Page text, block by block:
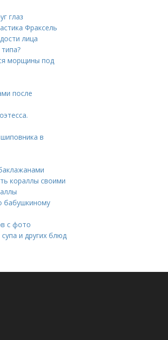
глаз
Фраксель
лица
морщины под
после
в
кораллы своими
бабушкиному
с фото
и других блюд